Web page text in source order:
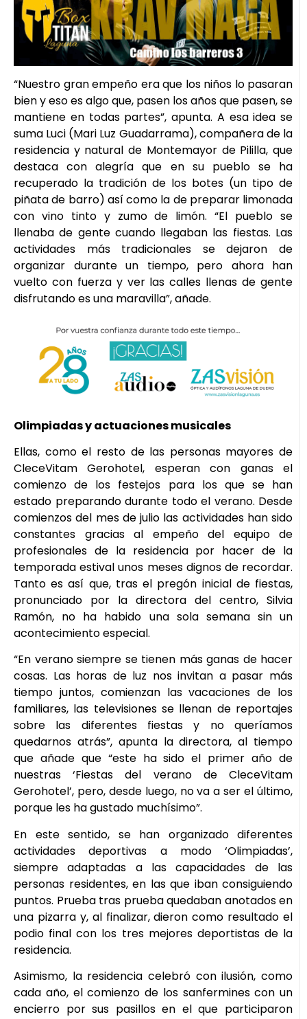
“Nuestro gran empeño era que los niños lo pasaran
bien y eso es algo que, pasen los años que pasen, se
mantiene en todas partes”, apunta. A esa idea se
suma Luci (Mari Luz Guadarrama), compañera de la
residencia y natural de Montemayor de Pililla, que
destaca con alegría que en su pueblo se ha
recuperado la tradición de los botes (un tipo de
piñata de barro) así como la de preparar limonada
con vino tinto y zumo de limón. “El pueblo se
llenaba de gente cuando llegaban las fiestas. Las
actividades más tradicionales se dejaron de
organizar durante un tiempo, pero ahora han
vuelto con fuerza y ver las calles llenas de gente
disfrutando es una maravilla”, añade.
Olimpiadas y actuaciones musicales
Ellas, como el resto de las personas mayores de
CleceVitam Gerohotel, esperan con ganas el
comienzo de los festejos para los que se han
estado preparando durante todo el verano. Desde
comienzos del mes de julio las actividades han sido
constantes gracias al empeño del equipo de
profesionales de la residencia por hacer de la
temporada estival unos meses dignos de recordar.
Tanto es así que, tras el pregón inicial de fiestas,
pronunciado por la directora del centro, Silvia
Ramón, no ha habido una sola semana sin un
acontecimiento especial.
“En verano siempre se tienen más ganas de hacer
cosas. Las horas de luz nos invitan a pasar más
tiempo juntos, comienzan las vacaciones de los
familiares, las televisiones se llenan de reportajes
sobre las diferentes fiestas y no queríamos
quedarnos atrás”, apunta la directora, al tiempo
que añade que “este ha sido el primer año de
nuestras ‘Fiestas del verano de CleceVitam
Gerohotel’, pero, desde luego, no va a ser el último,
porque les ha gustado muchísimo”.
En este sentido, se han organizado diferentes
actividades deportivas a modo ‘Olimpiadas’,
siempre adaptadas a las capacidades de las
personas residentes, en las que iban consiguiendo
puntos. Prueba tras prueba quedaban anotados en
una pizarra y, al finalizar, dieron como resultado el
podio final con los tres mejores deportistas de la
residencia.
Asimismo, la residencia celebró con ilusión, como
cada año, el comienzo de los sanfermines con un
encierro por sus pasillos en el que participaron